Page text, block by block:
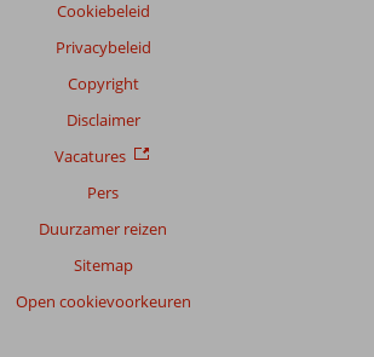
Cookiebeleid
Privacybeleid
Copyright
Disclaimer
Vacatures
Pers
Duurzamer reizen
Sitemap
Open cookievoorkeuren